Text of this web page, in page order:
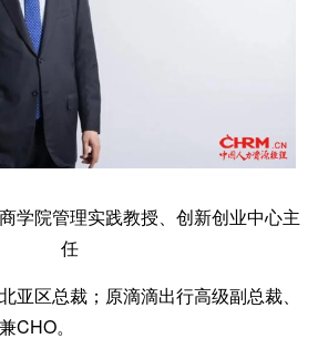
学院管理实践教授、创新创业中心主
任
亚区总裁；原滴滴出行高级副总裁、
CHO。